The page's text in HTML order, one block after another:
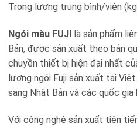
Trọng lượng trung bình/viên
Ngói màu FUJI là sản phẩm
Bản, được sản xuất theo bản
chuyền thiết bị hiện đại nhất
lượng ngói Fuji sản xuất tại
sang Nhật Bản và các quốc gia
Với công nghệ sản xuất tiên